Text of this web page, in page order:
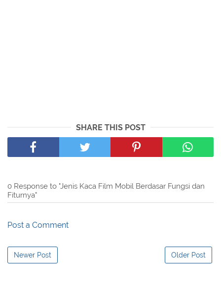
SHARE THIS POST
0 Response to "Jenis Kaca Film Mobil Berdasar Fungsi dan
Fiturnya"
Post a Comment
Newer Post Older Post